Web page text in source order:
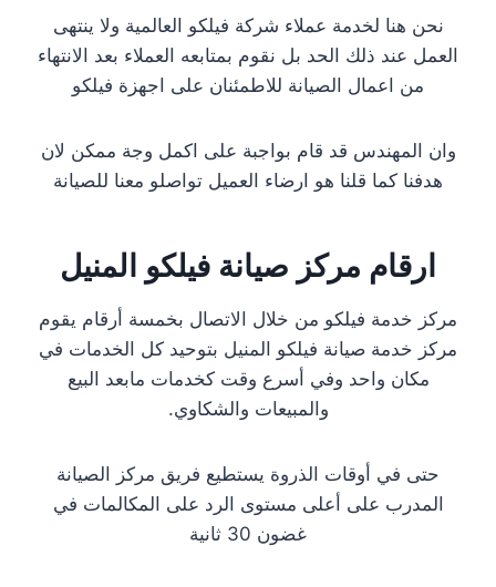
نحن هنا لخدمة عملاء شركة فيلكو العالمية ولا ينتهى
العمل عند ذلك الحد بل نقوم بمتابعه العملاء بعد الانتهاء
من اعمال الصيانة للاطمئنان على اجهزة فيلكو
وان المهندس قد قام بواجبة على اكمل وجة ممكن لان
هدفنا كما قلنا هو ارضاء العميل تواصلو معنا للصيانة
ارقام مركز صيانة فيلكو المنيل
مركز خدمة فيلكو من خلال الاتصال بخمسة أرقام يقوم
مركز خدمة صيانة فيلكو المنيل بتوحيد كل الخدمات في
مكان واحد وفي أسرع وقت كخدمات مابعد البيع
والمبيعات والشكاوي.
حتى في أوقات الذروة يستطيع فريق مركز الصيانة
المدرب على أعلى مستوى الرد على المكالمات في
غضون 30 ثانية